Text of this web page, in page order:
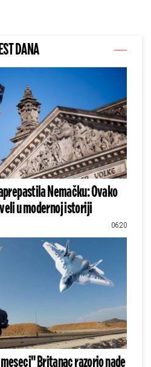
DANA
Nemačku: Ovako
u modernoj istoriji
06:20
Britanac razorio nade